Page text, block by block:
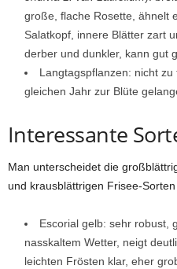
große, flache Rosette, ähnelt
Salatkopf, innere Blätter zart
derber und dunkler, kann gut
Langtagspflanzen: nicht
gleichen Jahr zur Blüte
Interessante
Man unterscheidet die
und krausblättrigen Frisee-Sorten
Escorial gelb: sehr robust,
nasskaltem Wetter, neigt
leichten Frösten klar, eher